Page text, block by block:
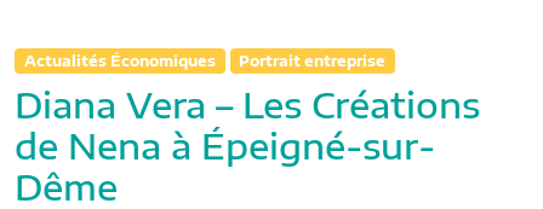
Actualités Économiques Portrait entreprise
Diana Vera – Les Créations
de Nena à Épeigné-sur-
Dême